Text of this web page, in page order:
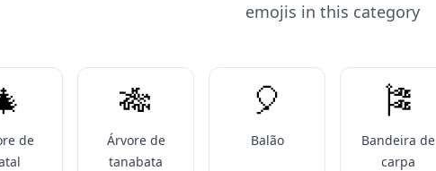
emojis in this category
de
🎋
Árvore de
tanabata
🎈
Balão
🎏
Bandeira de
carpa